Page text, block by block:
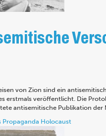
von Zion sind ein
erstmals veröffentlicht. Die
antisemitische Publikation der
Propaganda Holocaust